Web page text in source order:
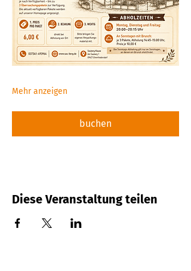
Mehr anzeigen
buchen
Diese Veranstaltung teilen